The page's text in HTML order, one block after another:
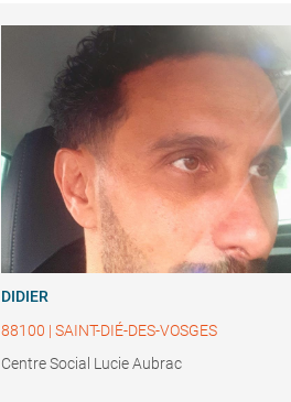
DIDIER
88100 |SAINT-DIÉ-DES-VOSGES
Centre Social Lucie Aubrac